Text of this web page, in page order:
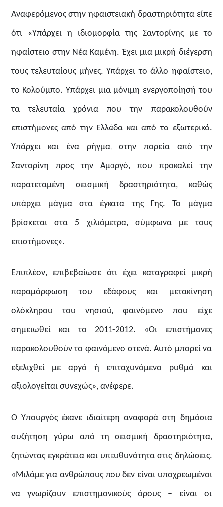
Αναφερόμενος στην ηφαιστειακή δραστηριότητα είπε
ότι «Υπάρχει η ιδιομορφία της Σαντορίνης με το
ηφαίστειο στην Νέα Καμένη. Έχει μια μικρή διέγερση
τους τελευταίους μήνες. Υπάρχει το άλλο ηφαίστειο,
το Κολούμπο. Υπάρχει μια μόνιμη ενεργοποίησή του
τα τελευταία χρόνια που την παρακολουθούν
επιστήμονες από την Ελλάδα και από το εξωτερικό.
Υπάρχει και ένα ρήγμα, στην πορεία από την
Σαντορίνη προς την Αμοργό, που προκαλεί την
παρατεταμένη σεισμική δραστηριότητα, καθώς
υπάρχει μάγμα στα έγκατα της Γης. Το μάγμα
βρίσκεται στα 5 χιλιόμετρα, σύμφωνα με τους
επιστήμονες».
Επιπλέον, επιβεβαίωσε ότι έχει καταγραφεί μικρή
παραμόρφωση του εδάφους και μετακίνηση
ολόκληρου του νησιού, φαινόμενο που είχε
σημειωθεί και το 2011-2012. «Οι επιστήμονες
παρακολουθούν το φαινόμενο στενά. Αυτό μπορεί να
εξελιχθεί με αργό ή επιταχυνόμενο ρυθμό και
αξιολογείται συνεχώς», ανέφερε.
Ο Υπουργός έκανε ιδιαίτερη αναφορά στη δημόσια
συζήτηση γύρω από τη σεισμική δραστηριότητα,
ζητώντας εγκράτεια και υπευθυνότητα στις δηλώσεις.
«Μιλάμε για ανθρώπους που δεν είναι υποχρεωμένοι
να γνωρίζουν επιστημονικούς όρους – είναι οι